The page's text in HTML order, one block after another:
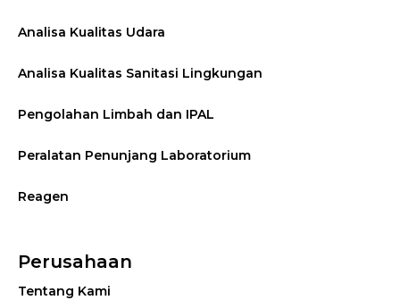
Analisa Kualitas Udara
Analisa Kualitas Sanitasi Lingkungan
Pengolahan Limbah dan IPAL
Peralatan Penunjang Laboratorium
Reagen
Perusahaan
Tentang Kami